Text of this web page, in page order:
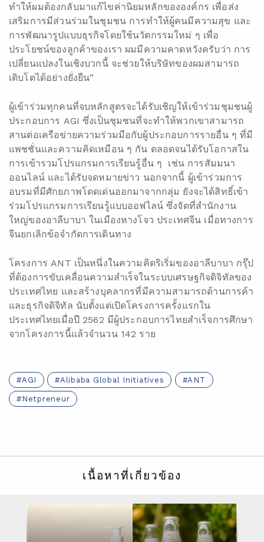
ทำให้ผมต้องกลับมาแก้ไขค่านิยมหลักขององค์กร เพื่อส่ง
เสริมการมีส่วนร่วมในชุมชน การทำให้ผู้คนมีความสุข และ
การพัฒนารูปแบบธุรกิจโดยใช้นวัตกรรมใหม่ ๆ เพื่อ
ประโยชน์ของลูกค้าของเรา ผมมีความคาดหวังครับว่า การ
เปลี่ยนแปลงในเชิงบวกนี้ จะช่วยให้บริษัทของผมสามารถ
เติบโตได้อย่างยั่งยืน”
ผู้เข้าร่วมทุกคนที่จบหลักสูตรจะได้รับเชิญให้เข้าร่วมชุมชนผู้
ประกอบการ AGI ซึ่งเป็นชุมชนที่จะทำให้พวกเขาสามารถ
สานต่อเครือข่ายความร่วมมือกับผู้ประกอบการรายอื่น ๆ ที่มี
แพชชั่นและความคิดเหมือน ๆ กัน ตลอดจนได้รับโอกาสใน
การเข้ารวมโปรแกรมการเรียนรู้อื่น ๆ เช่น การสัมมนา
ออนไลน์ และได้รับจดหมายข่าว นอกจากนี้ ผู้เข้าร่วมการ
อบรมที่มีศักยภาพโดดเด่นออกมาจากกลุ่ม ยังจะได้สิทธิ์เข้า
ร่วมโปรแกรมการเรียนรู้แบบออฟไลน์ ซึ่งจัดที่สำนักงาน
ใหญ่ของอาลีบาบา ในเมืองหางโจว ประเทศจีน เมื่อทางการ
จีนยกเลิกข้อจำกัดการเดินทาง
โครงการ ANT เป็นหนึ่งในความคิดริเริ่มของอาลีบาบา กรุ๊ป
ที่ต้องการขับเคลื่อนความสำเร็จในระบบเศรษฐกิจดิจิทัลของ
ประเทศไทย และสร้างบุคลากรที่มีความสามารถด้านการค้า
และธุรกิจดิจิทัล นับตั้งแต่เปิดโครงการครั้งแรกใน
ประเทศไทยเมื่อปี 2562 มีผู้ประกอบการไทยสำเร็จการศึกษา
จากโครงการนี้แล้วจำนวน 142 ราย
AGI Alibaba Global Initiatives ANT
Netpreneur
เนื้อหาที่เกี่ยวข้อง